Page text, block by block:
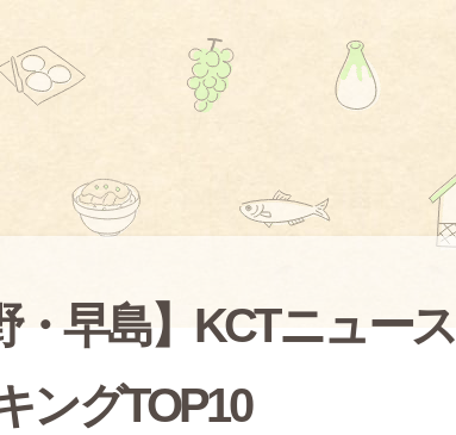
・早島】KCTニュース
ングTOP10